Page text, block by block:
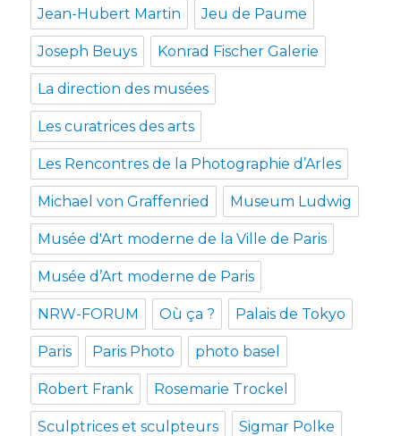
Jean-Hubert Martin Jeu de Paume
Joseph Beuys Konrad Fischer Galerie
La direction des musées
Les curatrices des arts
Les Rencontres de la Photographie d’Arles
Michael von Graffenried Museum Ludwig
Musée d'Art moderne de la Ville de Paris
Musée d’Art moderne de Paris
NRW-FORUM Où ça ? Palais de Tokyo
Paris Paris Photo photo basel
Robert Frank Rosemarie Trockel
Sculptrices et sculpteurs Sigmar Polke